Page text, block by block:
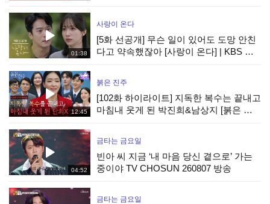
01:38
사랑이 온다
[5화 선공개] 무슨 일이 있어도 도망 안친
다고 약속했잖아 [사랑이 온다] | KBS 방
12:45
붉은 진주
[102화 하이라이트] 지독한 복수는 끝내고
마침내 웃게 된 박진희&남상지 [붉은 진
04:52
금타는 금요일
빈아 씨 지금 ‘내 마음 당신 곁으로’ 가는
중이야 TV CHOSUN 260807 방송
금타는 금요일